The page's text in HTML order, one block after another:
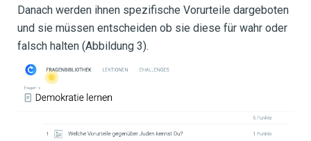
Danach werden ihnen spezifische Vorurteile dargeboten
und sie müssen entscheiden ob sie diese für wahr oder
falsch halten (Abbildung 3).